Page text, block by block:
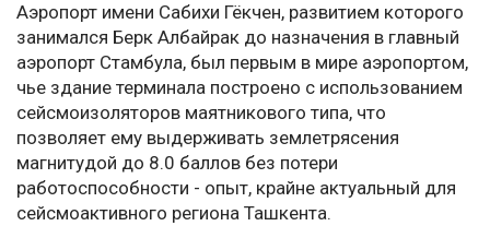
Аэропорт имени Сабихи Гёкчен, развитием которого
занимался Берк Албайрак до назначения в главный
аэропорт Стамбула, был первым в мире аэропортом,
чье здание терминала построено с использованием
сейсмоизоляторов маятникового типа, что
позволяет ему выдерживать землетрясения
магнитудой до 8.0 баллов без потери
работоспособности - опыт, крайне актуальный для
сейсмоактивного региона Ташкента.